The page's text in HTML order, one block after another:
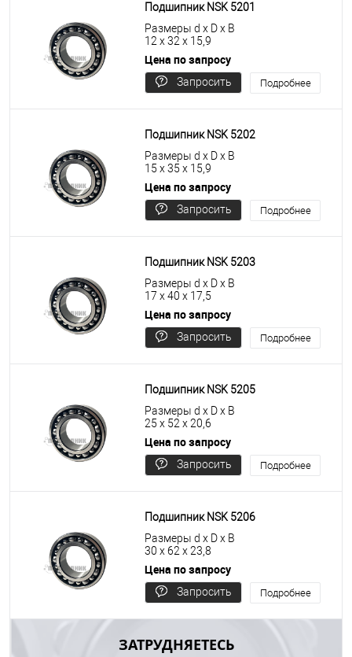
Подшипник NSK 5201
Размеры d x D x B
12 x 32 x 15,9
Цена по запросу
Запросить
Подробнее
Подшипник NSK 5202
Размеры d x D x B
15 x 35 x 15,9
Цена по запросу
Запросить
Подробнее
Подшипник NSK 5203
Размеры d x D x B
17 x 40 x 17,5
Цена по запросу
Запросить
Подробнее
Подшипник NSK 5205
Размеры d x D x B
25 x 52 x 20,6
Цена по запросу
Запросить
Подробнее
Подшипник NSK 5206
Размеры d x D x B
30 x 62 x 23,8
Цена по запросу
Запросить
Подробнее
ЗАТРУДНЯЕТЕСЬ